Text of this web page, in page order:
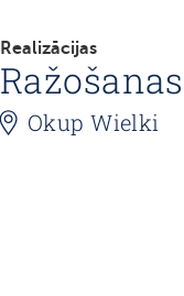
Realizācijas
Okup Wielki